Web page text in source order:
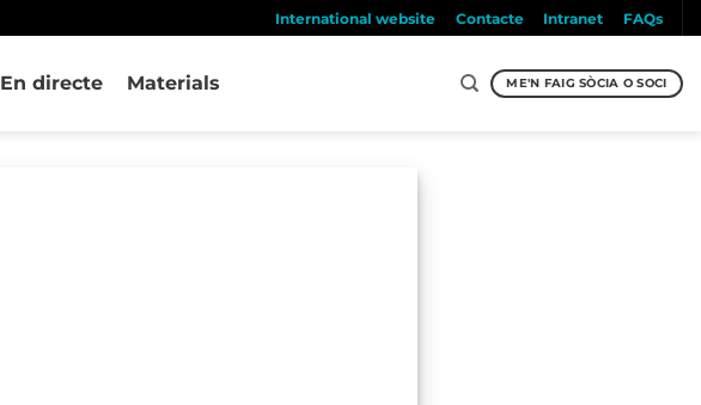
International website Contacte Intranet FAQs
En directe Materials ME'N FAIG SÒCIA O SOCI